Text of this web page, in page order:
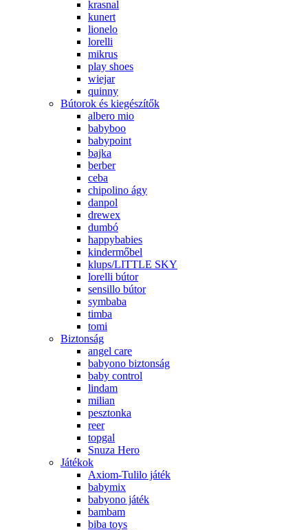
krasnal
kunert
lionelo
lorelli
mikrus
play shoes
wiejar
quinny
Bútorok és kiegészítők
albero mio
babyboo
babypoint
bajka
berber
ceba
chipolino ágy
danpol
drewex
dumbó
happybabies
kindermőbel
klups/LITTLE SKY
lorelli bútor
sensillo bútor
symbaba
timba
tomi
Biztonság
angel care
babyono biztonság
baby control
lindam
milian
pesztonka
reer
topgal
Snuza Hero
Játékok
Axiom-Tulilo játék
babymix
babyono játék
bambam
biba toys